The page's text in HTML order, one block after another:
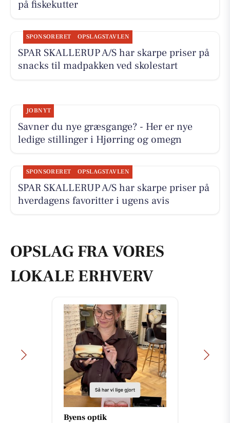
på fiskekutter
SPONSORERET OPSLAGSTAVLEN
SPAR SKALLERUP A/S har skarpe priser på
snacks til madpakken ved skolestart
JOBNYT
Savner du nye græsgange? - Her er nye
ledige stillinger i Hjørring og omegn
SPONSORERET OPSLAGSTAVLEN
SPAR SKALLERUP A/S har skarpe priser på
hverdagens favoritter i ugens avis
OPSLAG FRA VORES
LOKALE ERHVERV
Byens optik